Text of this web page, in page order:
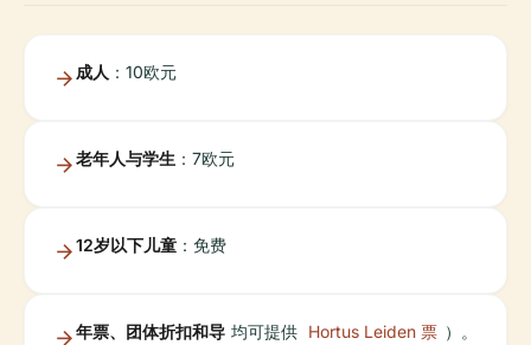
成人 ：10欧元
老年人与学生 ：7欧元
12岁以下儿童 ：免费
年票、团体折扣和导 均可提供
Hortus Leiden 票 ）。